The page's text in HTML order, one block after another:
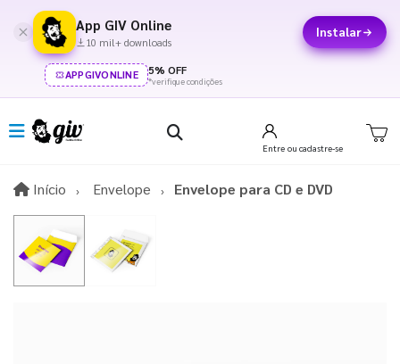
App GIV Online
10 mil+ downloads
Instalar
APPGIVONLINE 5% OFF
*verifique condições
Entre ou cadastre-se
Início InícioEnvelope Envelope para CD e DVD